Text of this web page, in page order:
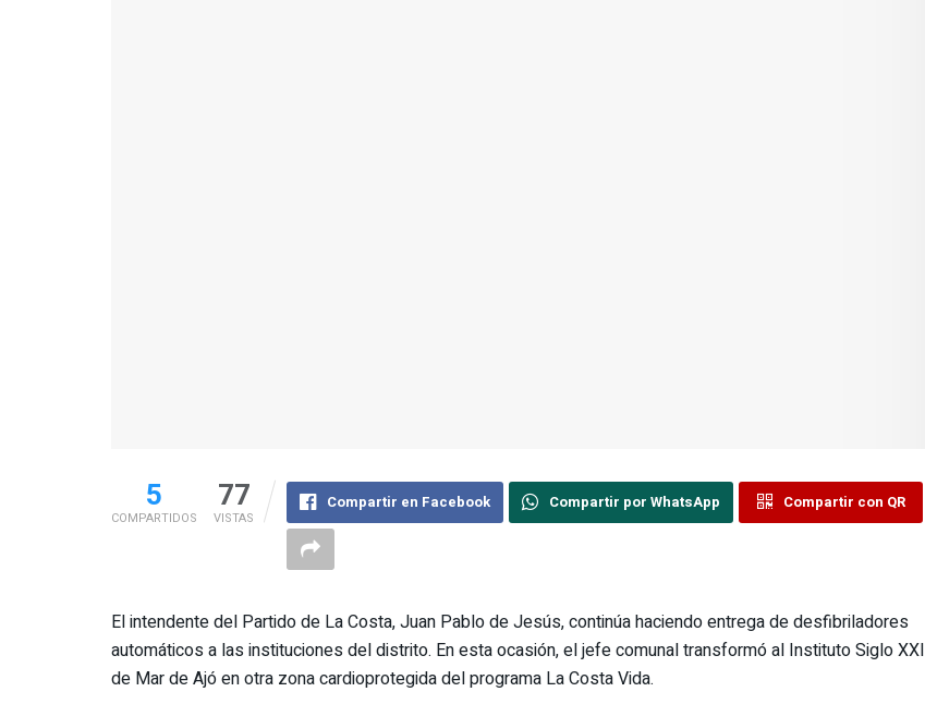
5
COMPARTIDOS
77
VISTAS
Compartir en Facebook Compartir por WhatsApp Compartir con QR
El intendente del Partido de La Costa, Juan Pablo de Jesús, continúa haciendo entrega de desfibriladores
automáticos a las instituciones del distrito. En esta ocasión, el jefe comunal transformó al Instituto Siglo XXI
de Mar de Ajó en otra zona cardioprotegida del programa La Costa Vida.